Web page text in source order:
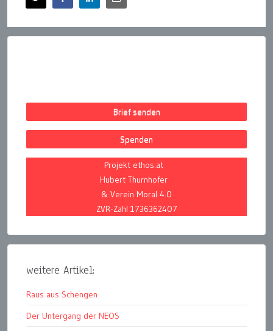
Brief senden
Spenden
Projekt ethos.at
Hubert Thurnhofer
& Verein Moral 4.0
ZVR-Zahl 1736362407
weitere Artikel:
Raus aus Schengen
Der Untergang der NEOS